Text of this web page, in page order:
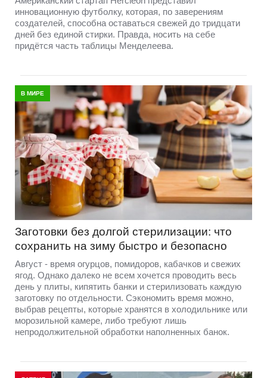
инновационную футболку, которая, по заверениям
создателей, способна оставаться свежей до тридцати
дней без единой стирки. Правда, носить на себе
придётся часть таблицы Менделеева.
В МИРЕ
Заготовки без долгой стерилизации: что
сохранить на зиму быстро и безопасно
Август - время огурцов, помидоров, кабачков и свежих
ягод. Однако далеко не всем хочется проводить весь
день у плиты, кипятить банки и стерилизовать каждую
заготовку по отдельности. Сэкономить время можно,
выбрав рецепты, которые хранятся в холодильнике или
морозильной камере, либо требуют лишь
непродолжительной обработки наполненных банок.